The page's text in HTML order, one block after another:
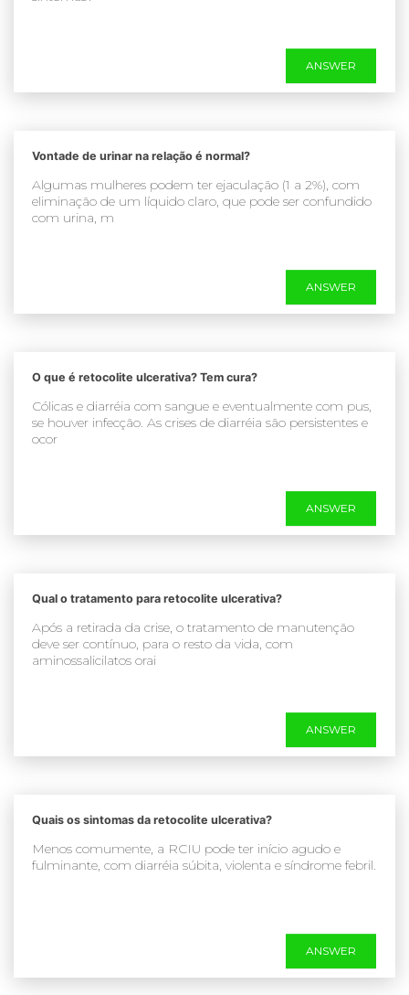
ANSWER
Vontade de urinar na relação é normal?
Algumas mulheres podem ter ejaculação (1 a 2%), com
eliminação de um líquido claro, que pode ser confundido
com urina, m
ANSWER
O que é retocolite ulcerativa? Tem cura?
Cólicas e diarréia com sangue e eventualmente com pus,
se houver infecção. As crises de diarréia são persistentes e
ocor
ANSWER
Qual o tratamento para retocolite ulcerativa?
Após a retirada da crise, o tratamento de manutenção
deve ser contínuo, para o resto da vida, com
aminossalicilatos orai
ANSWER
Quais os sintomas da retocolite ulcerativa?
Menos comumente, a RCIU pode ter início agudo e
fulminante, com diarréia súbita, violenta e síndrome febril.
ANSWER